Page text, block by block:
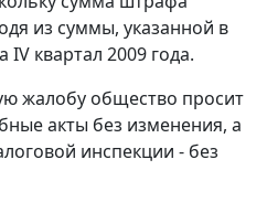
из суммы, указанной в
IV квартал 2009 года.
жалобу общество просит
акты без изменения, а
инспекции - без